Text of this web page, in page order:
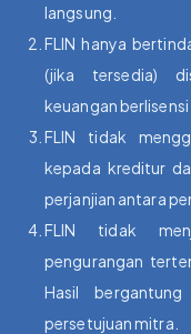
langsung.
FLIN hanya
(jika tersedia)
keuangan berlisensi
FLIN tidak
kepada kreditur
perjanjian antara
FLIN tidak
pengurangan
Hasil
persetujuan mitra.